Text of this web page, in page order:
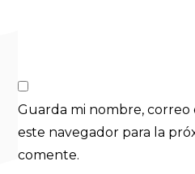
Guarda mi nombre,
este navegador para la
comente.